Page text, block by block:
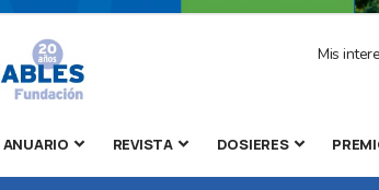
Mis
ANUARIO REVISTA DOSIERES